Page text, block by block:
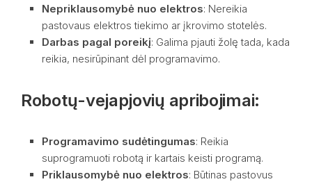
Nepriklausomybė nuo elektros: Nereikia
pastovaus elektros tiekimo ar įkrovimo stotelės.
Darbas pagal poreikį: Galima pjauti žolę tada, kada
reikia, nesirūpinant dėl programavimo.
Robotų-vejapjovių apribojimai:
Programavimo sudėtingumas: Reikia
suprogramuoti robotą ir kartais keisti programą.
Priklausomybė nuo elektros: Būtinas pastovus